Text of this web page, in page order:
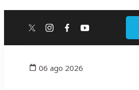
twitterinstagram
facebook
youtube
06 ago 2026